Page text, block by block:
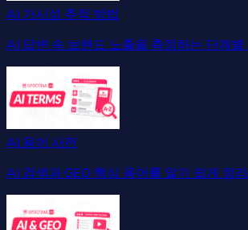
AI 가시성 추적 방법
AI 답변 속 브랜드 노출을 측정하는 단계별
AI 용어 사전
AI 검색과 GEO 핵심 용어를 알기 쉽게 정